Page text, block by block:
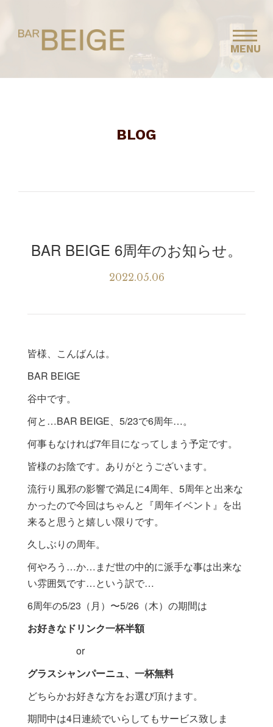
MENU
BLOG
BAR BEIGE 6周年のお知らせ。
2022.05.06
皆様、こんばんは。
BAR BEIGE
谷中です。
何と…BAR BEIGE、5/23で6周年…。
何事もなければ7年目になってしまう予定です。
皆様のお陰です。ありがとうございます。
流行り風邪の影響で満足に4周年、5周年と出来な
かったので今回はちゃんと『周年イベント』を出
来ると思うと嬉しい限りです。
久しぶりの周年。
何やろう…か…まだ世の中的に派手な事は出来な
い雰囲気です…という訳で…
6周年の5/23（月）〜5/26（木）の期間は
お好きなドリンク一杯半額
or
グラスシャンパーニュ、一杯無料
どちらかお好きな方をお選び頂けます。
期間中は4日連続でいらしてもサービス致しま